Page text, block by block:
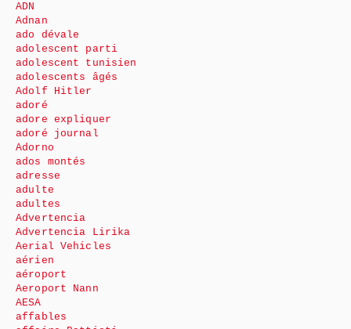
ADN
Adnan
ado dévale
adolescent parti
adolescent tunisien
adolescents âgés
Adolf Hitler
adoré
adore expliquer
adoré journal
Adorno
ados montés
adresse
adulte
adultes
Advertencia
Advertencia Lirika
Aerial Vehicles
aérien
aéroport
Aeroport Nann
AESA
affables